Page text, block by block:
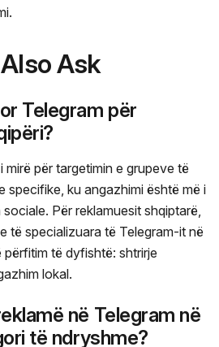
Ask
Telegram për
mirë për targetimin e grupeve të
specifike, ku angazhimi është më i
Për reklamuesit shqiptarë,
të specializuara të Telegram-it në
përfitim të dyfishtë: shtrirje
lokal.
në Telegram në
të ndryshme?